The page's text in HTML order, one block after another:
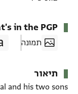
in the PGP
תמונה
תיאור
and his two sons.